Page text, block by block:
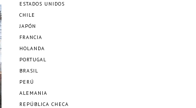
ESTADOS UNIDOS
CHILE
JAPÓN
FRANCIA
HOLANDA
PORTUGAL
BRASIL
PERÚ
ALEMANIA
REPÚBLICA CHECA